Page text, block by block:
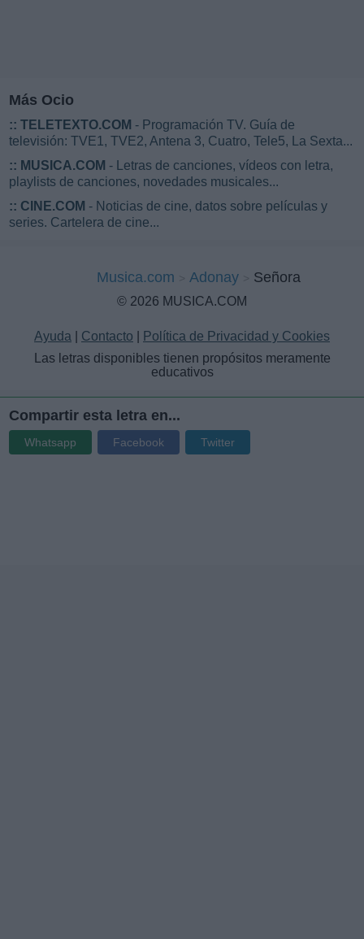
Más Ocio
:: TELETEXTO.COM - Programación TV. Guía de
televisión: TVE1, TVE2, Antena 3, Cuatro, Tele5, La Sexta...
:: MUSICA.COM - Letras de canciones, vídeos con letra,
playlists de canciones, novedades musicales...
:: CINE.COM - Noticias de cine, datos sobre películas y
series. Cartelera de cine...
Musica.com Adonay Señora
© 2026 MUSICA.COM
Ayuda Contacto
Política de Privacidad y Cookies
Las letras disponibles tienen propósitos meramente
educativos
Compartir esta letra en...
Whatsapp Facebook Twitter